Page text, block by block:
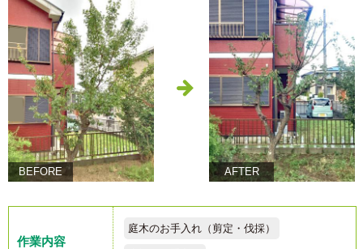
BEFORE AFTER
作業内容
庭木のお手入れ（剪定・伐採）